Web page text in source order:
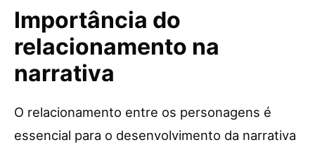
Importância do
relacionamento na
narrativa
O relacionamento entre os personagens é
essencial para o desenvolvimento da narrativa